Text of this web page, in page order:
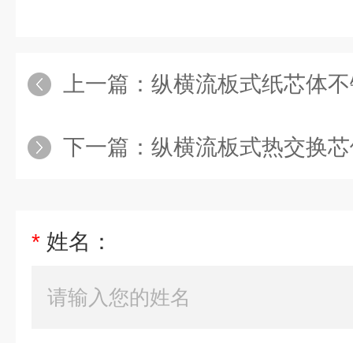
上一篇： 纵横流板式纸芯体
下一篇： 纵横流板式热交换芯
* 姓名：